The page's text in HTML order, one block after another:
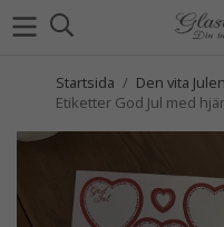
Startsida / Den vita Julen
Etiketter God Jul med